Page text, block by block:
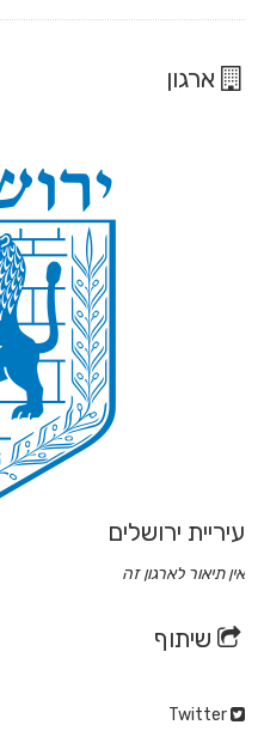
ארגון
עיריית ירושלים
אין תיאור לארגון זה
שיתוף